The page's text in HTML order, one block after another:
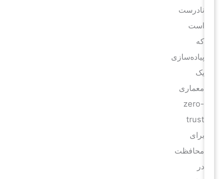
نادرست
است
پیاده‌سازی
معماری
zero-
trust
برای
محافظت